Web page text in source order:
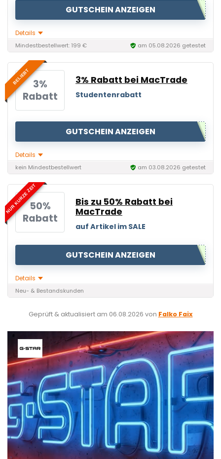
GUTSCHEIN ANZEIGEN
Details
Mindestbestellwert: 199 € am 05.08.2026 getestet
BELIEBT 3%
Rabatt
3% Rabatt bei MacTrade
Studentenrabatt
GUTSCHEIN ANZEIGEN
Details
kein Mindestbestellwert am 03.08.2026 getestet
NUR KURZE ZEIT50%
Rabatt
Bis zu 50% Rabatt bei
MacTrade
auf Artikel im SALE
GUTSCHEIN ANZEIGEN
Details
Neu- & Bestandskunden
Geprüft & aktualisiert am 06.08.2026 von Falko Faix